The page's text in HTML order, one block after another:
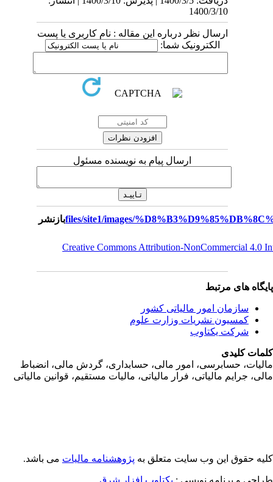
1400/3/10
ارسال نظر درباره این مقاله : نام کاربری یا پست
الکترونیک شما:
ارسال پیام به نویسنده مسئول
بازنشر
Creative Commons Attribution-NonCommercial 4.0
های مرتبط
سازمان امور مالياتی کشور
کمسیون نشریات وزارت علوم
شرکت یکتاوب
کلیدی
حسابرسی، امور مالی، حسابداری، گردش مالی، انضباط
جرايم مالياتی، فرار مالياتی، ماليات مستقيم، قوانين مالياتی
حقوق این وب سایت متعلق بهپژوهشنامه مالیاتمی باشد.
و برنامه نویسی : یکتاوب افزار شرق